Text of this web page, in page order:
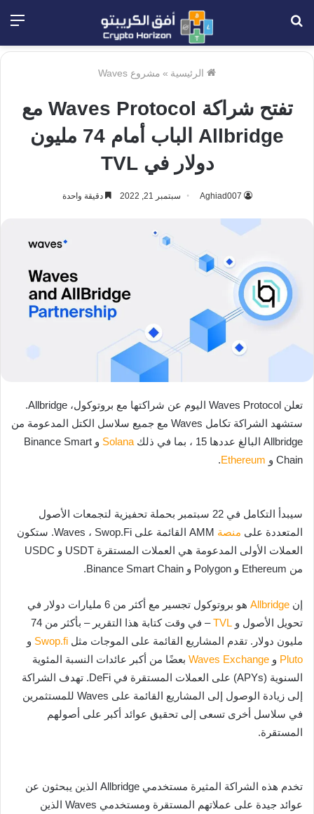
الرئيسية » مشروع Waves
تفتح شراكة Waves Protocol مع
Allbridge الباب أمام 74 مليون
دولار في TVL
Aghiad007 سبتمبر 21, 2022 دقيقة واحدة
تعلن Waves Protocol اليوم عن شراكتها مع بروتوكول، Allbridge.
ستشهد الشراكة تكامل Waves مع جميع سلاسل الكتل المدعومة من
Allbridge البالغ عددها 15 ، بما في ذلك
Solana
و Binance Smart
Chain و
Ethereum
.
سيبدأ التكامل في 22 سبتمبر بحملة تحفيزية لتجمعات الأصول
المتعددة على منصة
AMM القائمة على Waves ، Swop.Fi. ستكون
العملات الأولى المدعومة هي العملات المستقرة USDT و USDC
من Ethereum و Polygon و Binance Smart Chain.
إن Allbridge
هو بروتوكول تجسير مع أكثر من 6 مليارات دولار في
تحويل الأصول و TVL
– في وقت كتابة هذا التقرير – بأكثر من 74
مليون دولار. تقدم المشاريع القائمة على الموجات مثل Swop.fi و
Pluto و Waves Exchange بعضًا من أكبر عائدات النسبة المئوية
السنوية (APYs) على العملات المستقرة في DeFi. تهدف الشراكة
إلى زيادة الوصول إلى المشاريع القائمة على Waves للمستثمرين
في سلاسل أخرى تسعى إلى تحقيق عوائد أكبر على أصولهم
المستقرة.
تخدم هذه الشراكة المثيرة مستخدمي Allbridge الذين يبحثون عن
عوائد جيدة على عملاتهم المستقرة ومستخدمي Waves الذين